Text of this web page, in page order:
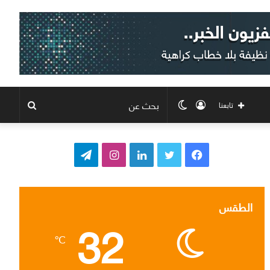
الوضع
المظلم
تسجيل
الدخول
تابعنا
ف
ب
و
ق
ت
ر
الطقس 32
℃